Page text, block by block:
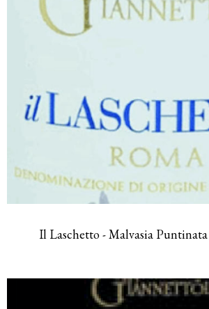
Il Laschetto - Malvasia